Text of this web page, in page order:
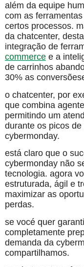
além da equipe
com as
certos processos.
da chatcenter,
integração de
commerce e a
de carrinhos
30% as
o chatcenter, por
que combina
permitindo um
durante os picos
cybermonday.
está claro que o
cybermonday não
tecnologia. agora
estruturada, ágil e
maximizar as
perdas.
se vocé quer
completamente
demanda da
compartilhamos.